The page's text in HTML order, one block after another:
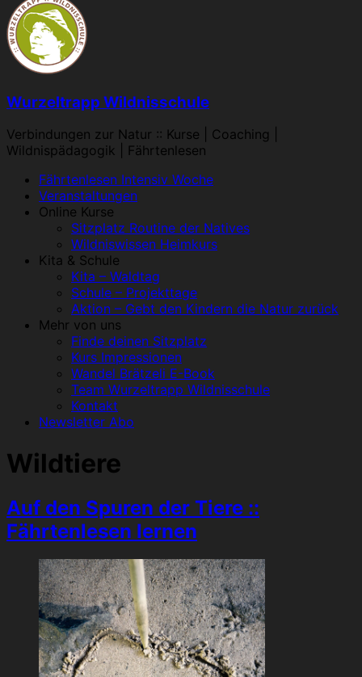
Wurzeltrapp Wildnisschule
Verbindungen zur Natur :: Kurse | Coaching |
Wildnispädagogik | Fährtenlesen
Menü Fährtenlesen Intensiv Woche
Veranstaltungen
Online Kurse
Sitzplatz Routine der Natives
Wildniswissen Heimkurs
Kita & Schule
Kita – Waldtag
Schule – Projekttage
Aktion – Gebt den Kindern die Natur zurück
Mehr von uns
Finde deinen Sitzplatz
Kurs Impressionen
Wandel Brätzeli E-Book
Team Wurzeltrapp Wildnisschule
Kontakt
Newsletter Abo
Wildtiere
Auf den Spuren der Tiere ::
Fährtenlesen lernen